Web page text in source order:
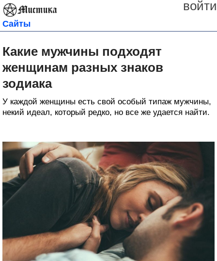
войти
Сайты
Какие мужчины подходят
женщинам разных знаков
зодиака
У каждой женщины есть свой особый типаж мужчины,
некий идеал, который редко, но все же удается найти.